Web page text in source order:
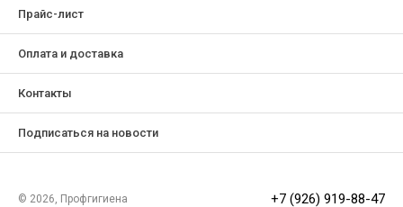
Прайс-лист
Оплата и доставка
Контакты
Подписаться на новости
© 2026, Профгигиена +7 (926) 919-88-47